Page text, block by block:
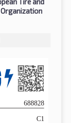
Organization